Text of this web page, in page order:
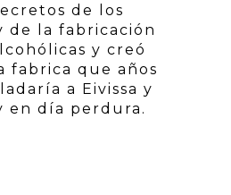
de los
de la fabricación
y creó
fabrica que años
a Eivissa y
en día perdura.